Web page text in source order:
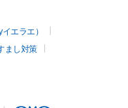
エラエ）
まし対策